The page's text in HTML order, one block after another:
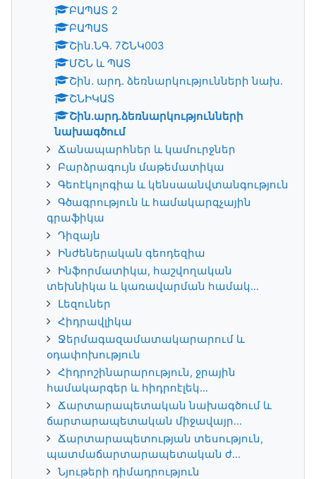
ԲԱՊԱՏ 2
ԲԱՊԱՏ
Շին.ՆԳ. 7ՇՆԿ003
ՄՇՆ և ՊԱՏ
Շին. արդ. ձեռնարկությունների նախ.
ՇՆԻԿԱՏ
Շին.արդ.ձեռնարկությունների
նախագծում
Ճանապարհներ և կամուրջներ
Բարձրագույն մաթեմատիկա
Գեոէկոլոգիա և կենսաանվտանգություն
Գծագրություն և համակարգչային
գրաֆիկա
Դիզայն
Ինժեներական գեոդեզիա
Ինֆորմատիկա, հաշվողական
տեխնիկա և կառավարման համակ...
Լեզուներ
Հիդրավլիկա
Ջերմագազամատակարարում և
օդափոխություն
Հիդրոշինարարություն, ջրային
համակարգեր և հիդրոէլեկ...
Ճարտարապետական նախագծում և
ճարտարապետական միջավայր...
Ճարտարապետության տեսություն,
պատմաճարտարապետական ժ...
Նյութերի դիմադրություն